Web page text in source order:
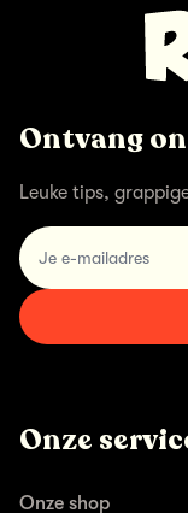
Ontvang
Leuke tips,
email
Onze
Onze shop